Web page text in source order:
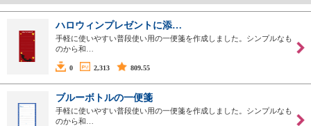
ハロウィンプレゼントに添…
手軽に使いやすい普段使い用の一便箋を作成しました。シンプルなも
のから和…
0 2,313 809.55
ブルーボトルの一便箋
手軽に使いやすい普段使い用の一便箋を作成しました。シンプルなも
のから和…